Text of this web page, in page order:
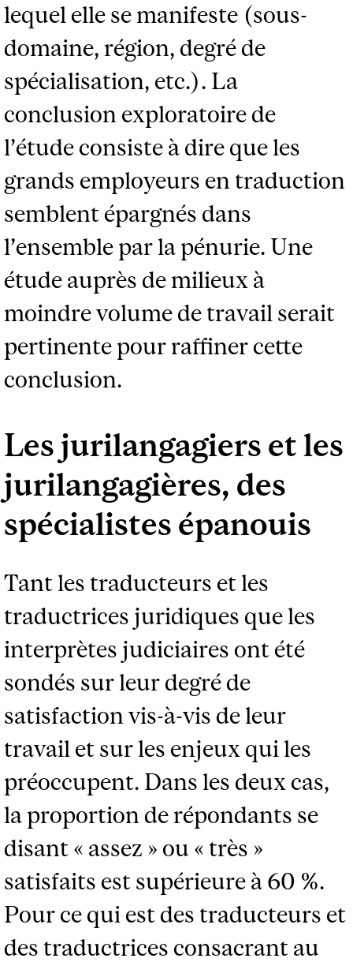
lequel elle se manifeste (sous-
domaine, région, degré de
spécialisation, etc.). La
conclusion exploratoire de
l’étude consiste à dire que les
grands employeurs en traduction
semblent épargnés dans
l’ensemble par la pénurie. Une
étude auprès de milieux à
moindre volume de travail serait
pertinente pour raffiner cette
conclusion.
Les jurilangagiers et les
jurilangagières, des
spécialistes épanouis
Tant les traducteurs et les
traductrices juridiques que les
interprètes judiciaires ont été
sondés sur leur degré de
satisfaction vis-à-vis de leur
travail et sur les enjeux qui les
préoccupent. Dans les deux cas,
la proportion de répondants se
disant « assez » ou « très »
satisfaits est supérieure à 60 %.
Pour ce qui est des traducteurs et
des traductrices consacrant au